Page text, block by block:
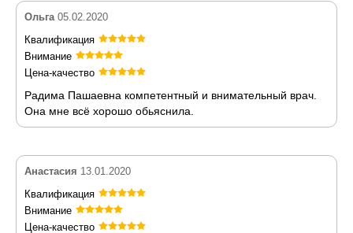
Ольга 05.02.2020
Квалификация
Внимание
Цена-качество
Радима Пашаевна компетентный и внимательный врач.
Она мне всё хорошо обьяснила.
Анастасия 13.01.2020
Квалификация
Внимание
Цена-качество